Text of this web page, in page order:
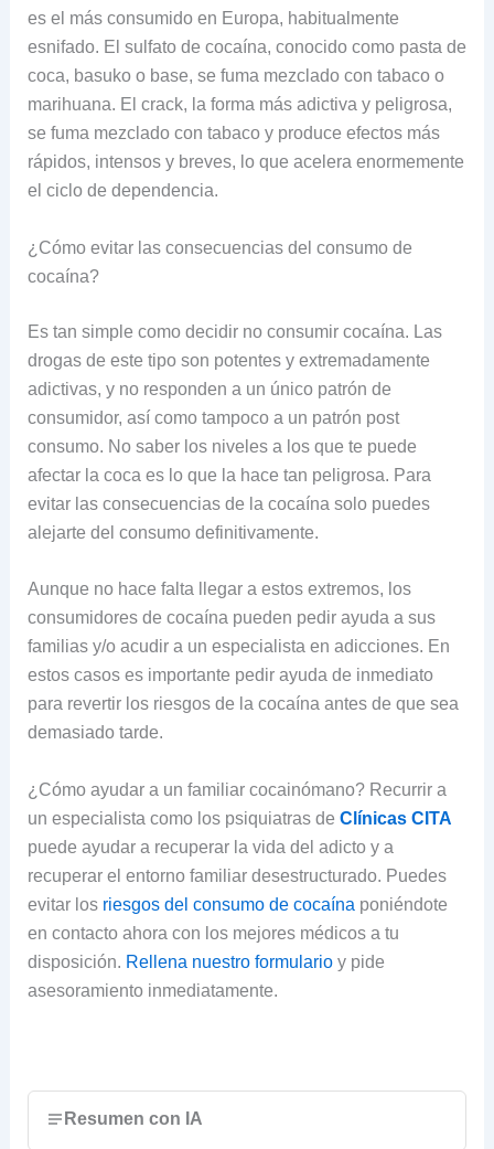
es el más consumido en Europa, habitualmente
esnifado. El sulfato de cocaína, conocido como pasta de
coca, basuko o base, se fuma mezclado con tabaco o
marihuana. El crack, la forma más adictiva y peligrosa,
se fuma mezclado con tabaco y produce efectos más
rápidos, intensos y breves, lo que acelera enormemente
el ciclo de dependencia.
¿Cómo evitar las consecuencias del consumo de
cocaína?
Es tan simple como decidir no consumir cocaína. Las
drogas de este tipo son potentes y extremadamente
adictivas, y no responden a un único patrón de
consumidor, así como tampoco a un patrón post
consumo. No saber los niveles a los que te puede
afectar la coca es lo que la hace tan peligrosa. Para
evitar las consecuencias de la cocaína solo puedes
alejarte del consumo definitivamente.
Aunque no hace falta llegar a estos extremos, los
consumidores de cocaína pueden pedir ayuda a sus
familias y/o acudir a un especialista en adicciones. En
estos casos es importante pedir ayuda de inmediato
para revertir los riesgos de la cocaína antes de que sea
demasiado tarde.
¿Cómo ayudar a un familiar cocainómano? Recurrir a
un especialista como los psiquiatras de Clínicas CITA
puede ayudar a recuperar la vida del adicto y a
recuperar el entorno familiar desestructurado. Puedes
evitar los riesgos del consumo de cocaína poniéndote
en contacto ahora con los mejores médicos a tu
disposición. Rellena nuestro formularioy pide
asesoramiento inmediatamente.
Resumen con IA